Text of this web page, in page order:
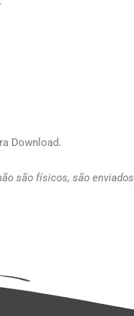
Download.
são físicos, são enviados